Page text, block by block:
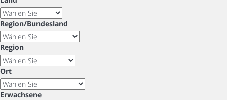
Region/Bundesland
Region
Ort
Erwachsene